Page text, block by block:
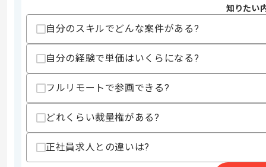
スキル
求めるスキル
・RDBを用いたソフトウェアの開発経験
・Pythonを用いた開発経験
・AWSを用いた開発経験
・Swiftを用いた開発経験
・スクラム開発の経験
上記に似た経験やスキルをお持ちであれば申
知りたい
自分のスキルでどんな案件がある?
自分の経験で単価はいくらになる?
フルリモートで参画できる?
どれくらい裁量権がある?
正社員求人との違いは?